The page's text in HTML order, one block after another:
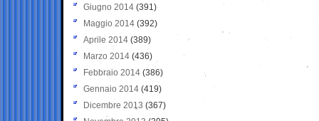
Giugno 2014 (391)
Maggio 2014 (392)
Aprile 2014 (389)
Marzo 2014 (436)
Febbraio 2014 (386)
Gennaio 2014 (419)
Dicembre 2013 (367)